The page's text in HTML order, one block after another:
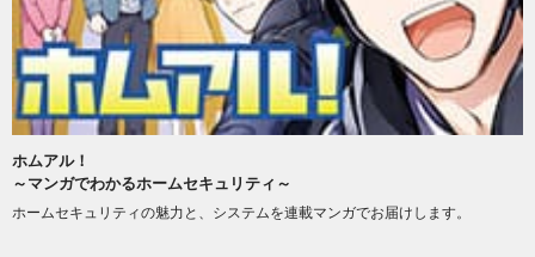
ホムアル！
～マンガでわかるホームセキュリティ～
ホームセキュリティの魅力と、システムを連載マンガでお届けします。